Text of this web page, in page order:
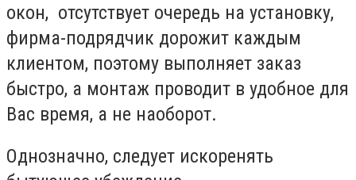
окон, отсутствует очередь на установку,
фирма-подрядчик дорожит каждым
клиентом, поэтому выполняет заказ
быстро, а монтаж проводит в удобное для
Вас время, а не наоборот.
Однозначно, следует искоренять